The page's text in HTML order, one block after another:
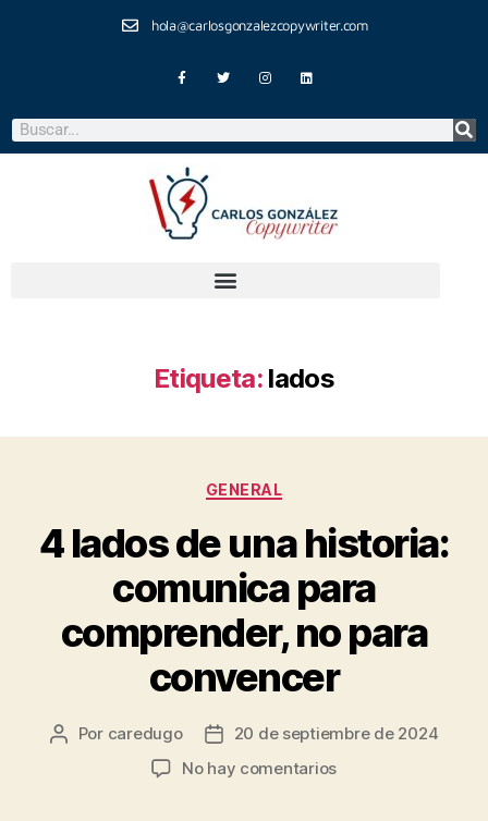
hola@carlosgonzalezcopywriter.com
Etiqueta: lados
GENERAL
4 lados de una historia:
comunica para
comprender, no para
convencer
Por caredugo
20 de septiembre de 2024
No hay comentarios